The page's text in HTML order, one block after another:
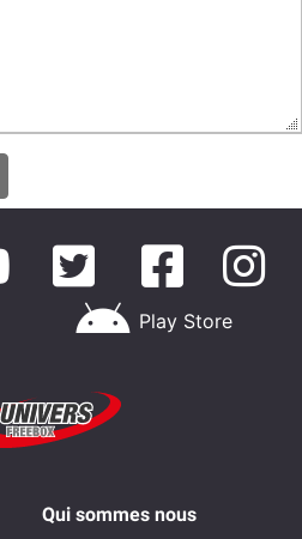
Play Store
Qui sommes nous